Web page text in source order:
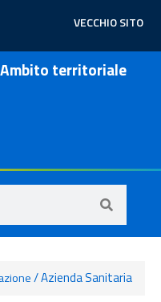
VECCHIO SITO
territoriale
/Azienda Sanitaria